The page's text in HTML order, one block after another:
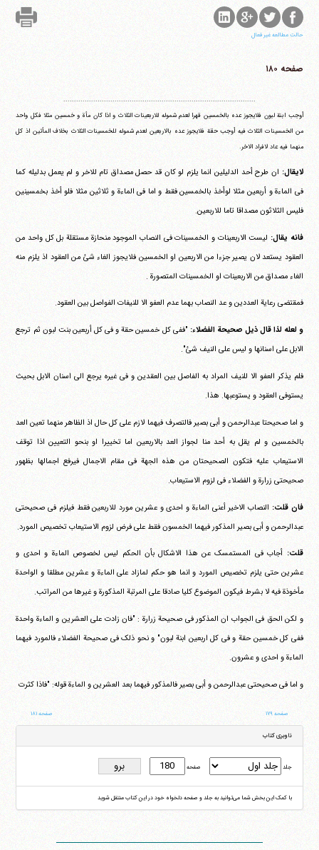
حالت مطالعه غیر فعال
صفحه ۱۸۰
..........................................................................................
أوجب ابنة لبون فلایجوز عده بالخمسین قهرا لعدم شموله للاربعینات الثلاث و اذا کان مأة و خمسین مثلا فکل واحد
من الخمسینات الثلاث فیه أوجب حقة فلایجوز عده بالاربعین لعدم شموله للخمسینات الثلاث بخلاف المأتین اذ کل
منهما فیه عاد لافراد الاخر.
لایقال: ان طرح أحد الدلیلین انما یلزم لو کان قد حصل مصداق تام للاخر و لم یعمل بدلیله کما
فی الماءة و أربعین مثلا لوأخذ بالخمسین فقط و اما فی الماءة و ثلاثین مثلا فلو أخذ بخمسینین
فلیس الثلاثون مصداقا تاما للاربعین.
فانه یقال: لیست الاربعینات و الخمسینات فی النصاب الموجود منحازة مستقلة بل کل واحد من
العقود یستعد لان یصیر جزءا من الاربعین او الخمسین فلایجوز الغاء شئ من العقود اذ یلزم منه
الغاء مصداق من الاربعینات او الخمسینات المتصورة .
فمقتضی رعایة العددین و عد النصاب بهما عدم العفو الا للنیفات الفواصل بین العقود.
و لعله لذا قال ذیل صحیحة الفضلاء: "ففی کل خمسین حقة و فی کل أربعین بنت لبون ثم ترجع
الابل علی اسنانها و لیس علی النیف شئ".
فلم یذکر العفو الا للنیف المراد به الفاصل بین العقدین و فی غیره یرجع الی اسنان الابل بحیث
یستوفی العقود و یستوعبها. هذا.
و اما صحیحتا عبدالرحمن و أبی بصیر فالتصرف فیهما لازم علی کل حال اذ الظاهر منهما تعین العد
بالخمسین و لم یقل به أحد منا لجواز العد بالاربعین اما تخییرا او بنحو التعیین اذا توقف
الاستیعاب علیه فتکون الصحیحتان من هذه الجهة فی مقام الاجمال فیرفع اجمالها بظهور
صحیحتی زرارة و الفضلاء فی لزوم الاستیعاب.
فان قلت: النصاب الاخیر أعنی الماءة و احدی و عشرین مورد للاربعین فقط فیلزم فی صحیحتی
عبدالرحمن و أبی بصیر المذکور فیهما الخمسون فقط علی فرض لزوم الاستیعاب تخصیص المورد.
قلت: أجاب فی المستمسک عن هذا الاشکال بأن الحکم لیس لخصوص الماءة و احدی و
عشرین حتی یلزم تخصیص المورد و انما هو حکم لمازاد علی الماءة و عشرین مطلقا و الواحدة
مأخوذة فیه لا بشرط فیکون الموضوع کلیا صادقا علی المرتبة المذکورة و غیرها من المراتب.
و لکن الحق فی الجواب ان المذکور فی صحیحة زرارة : "فان زادت علی العشرین و الماءة واحدة
ففی کل خمسین حقة و فی کل اربعین ابنة لبون" و نحو ذلک فی صحیحة الفضلاء فالمورد فیهما
الماءة و احدی و عشرون.
و اما فی صحیحتی عبدالرحمن و أبی بصیر فالمذکور فیهما بعد العشرین و الماءة قوله: "فاذا کثرت
صفحه ۱۷۹ صفحه ۱۸۱
ناوبری کتاب
جلد صفحه
با کمک این بخش شما می‌توانید به جلد و صفحه دلخواه خود در این کتاب منتقل شوید